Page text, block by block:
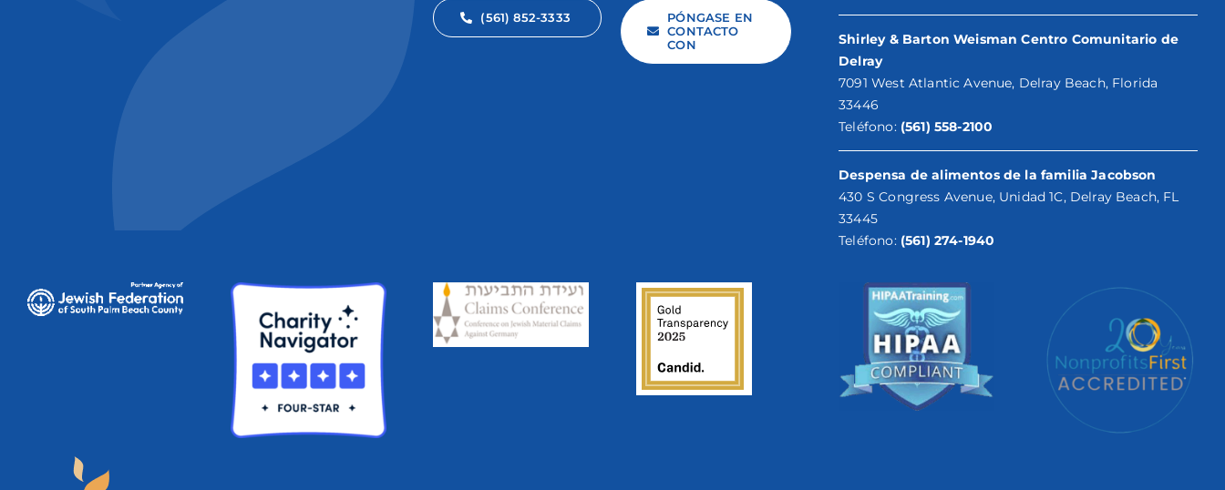
(561) 852-3333
PÓNGASE EN
CONTACTO
CON
Shirley & Barton Weisman Centro Comunitario de
Delray
7091 West Atlantic Avenue, Delray Beach, Florida
33446
Teléfono: (561) 558-2100
Despensa de alimentos de la familia Jacobson
430 S Congress Avenue, Unidad 1C, Delray Beach, FL
33445
Teléfono: (561) 274-1940